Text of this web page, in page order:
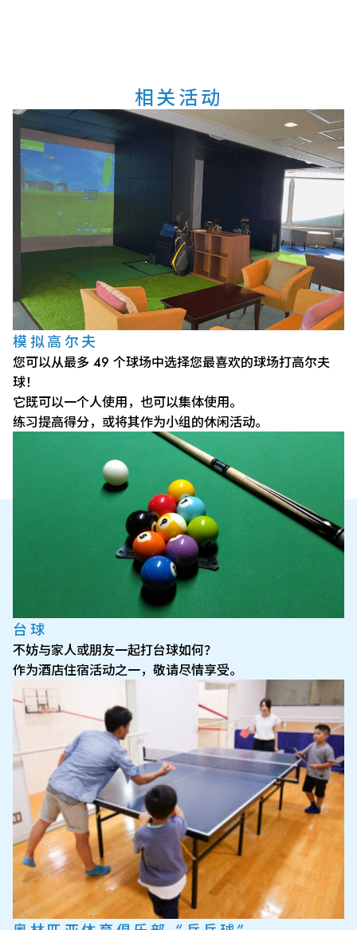
相关活动
模拟高尔夫
您可以从最多 49 个球场中选择您最喜欢的球场打高尔夫
球！
它既可以一个人使用，也可以集体使用。
练习提高得分，或将其作为小组的休闲活动。
台球
不妨与家人或朋友一起打台球如何？
作为酒店住宿活动之一，敬请尽情享受。